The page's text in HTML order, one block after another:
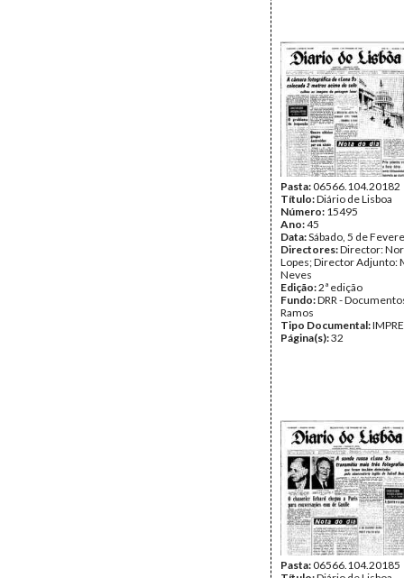
Pasta:06566.104.20182
Título:Diário de Lisboa
Número: 15495
Ano:45
Data:Sábado, 5 de
Directores:Director:
Lopes; Director Adjunto:
Neves
Edição:2ª edição
Fundo:DRR -
Ramos
Tipo Documental:
Página(s):32
Pasta:06566.104.20185